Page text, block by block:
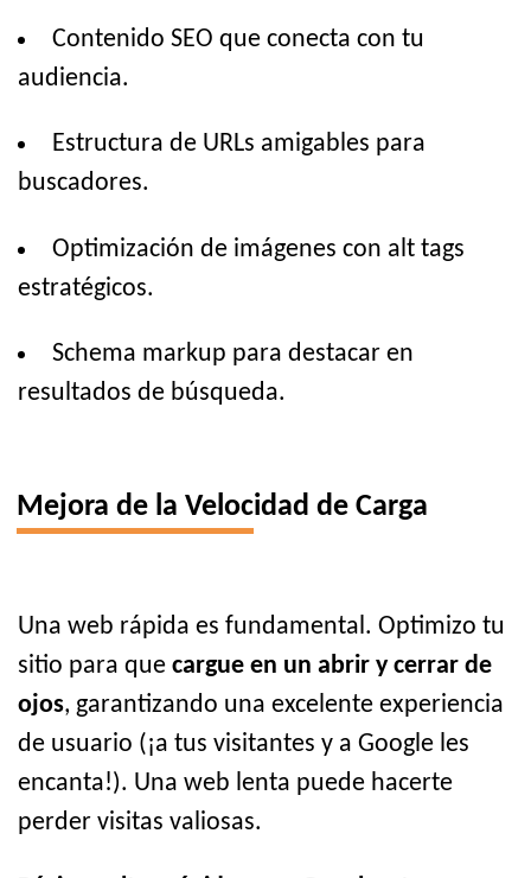
Contenido SEO que conecta con tu
audiencia.
Estructura de URLs amigables para
buscadores.
Optimización de imágenes con alt tags
estratégicos.
Schema markup para destacar en
resultados de búsqueda.
Mejora de la Velocidad de Carga
Una web rápida es fundamental. Optimizo tu
sitio para que cargue en un abrir y cerrar de
ojos, garantizando una excelente experiencia
de usuario (¡a tus visitantes y a Google les
encanta!). Una web lenta puede hacerte
perder visitas valiosas.